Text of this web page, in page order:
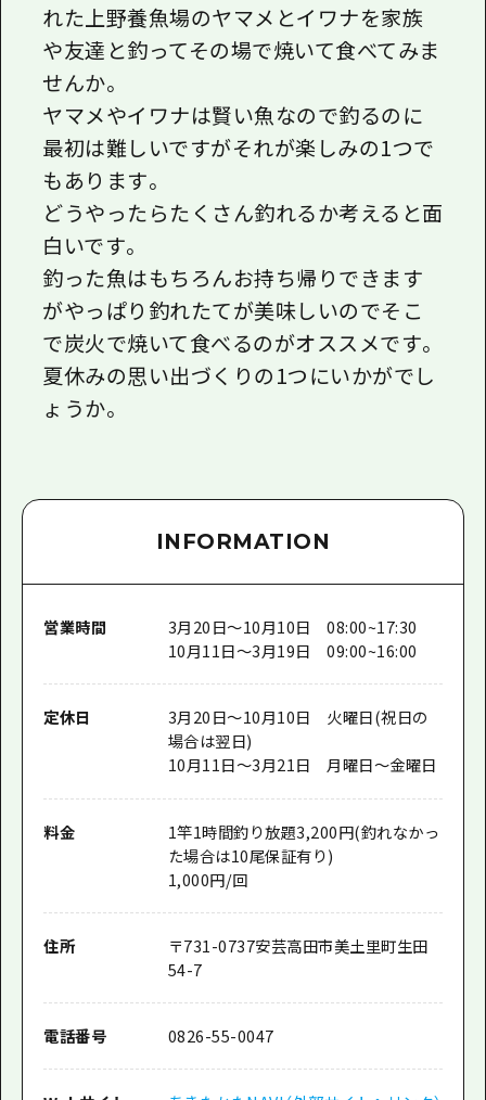
関連リンク
れた上野養魚場のヤマメとイワナを家族
や友達と釣ってその場で焼いて食べてみま
せんか。
ヤマメやイワナは賢い魚なので釣るのに
最初は難しいですがそれが楽しみの1つで
もあります。
どうやったらたくさん釣れるか考えると面
白いです。
釣った魚はもちろんお持ち帰りできます
がやっぱり釣れたてが美味しいのでそこ
で炭火で焼いて食べるのがオススメです。
夏休みの思い出づくりの1つにいかがでし
ょうか。
INFORMATION
営業時間
3月20日～10月10日 08:00~17:30
10月11日～3月19日 09:00~16:00
定休日
3月20日～10月10日 火曜日(祝日の
場合は翌日)
10月11日～3月21日 月曜日～金曜日
料金
1竿1時間釣り放題3,200円(釣れなかっ
た場合は10尾保証有り)
1,000円/回
住所 〒731-0737安芸高田市美土里町生田
54-7
電話番号 0826-55-0047